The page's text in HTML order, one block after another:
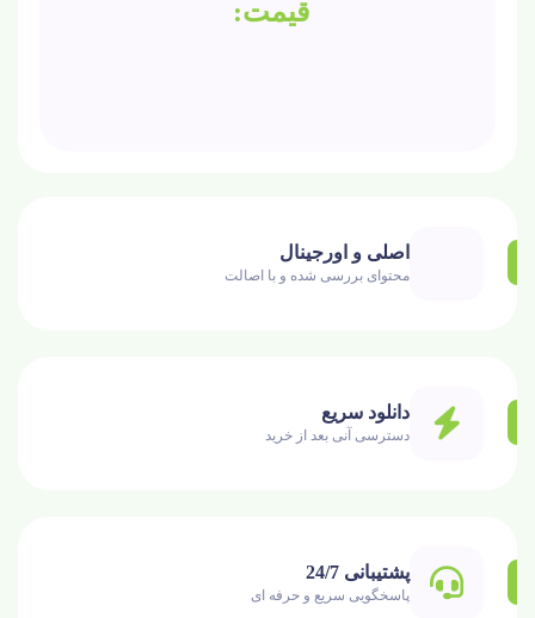
اصلی و اورجینال
محتوای بررسی شده و با اصالت
دانلود سریع
دسترسی آنی بعد از خرید
پشتیبانی 24/7
پاسخگویی سریع و حرفه ای